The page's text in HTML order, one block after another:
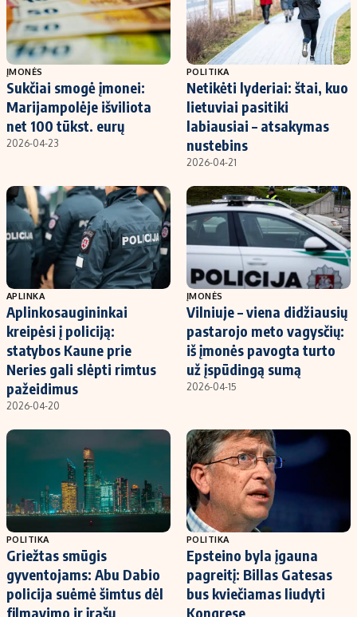
ĮMONĖS
Sukčiai smogė įmonei:
Marijampolėje išviliota
net 100 tūkst. eurų
2026-04-23
POLITIKA
Netikėti lyderiai: štai, kuo
lietuviai pasitiki
labiausiai – atsakymas
nustebins
2026-04-21
APLINKA
Aplinkosaugininkai
kreipėsi į policiją:
statybos Kaune prie
Neries gali slėpti rimtus
pažeidimus
2026-04-20
ĮMONĖS
Vilniuje – viena didžiausių
pastarojo meto vagysčių:
iš įmonės pavogta turto
už įspūdingą sumą
2026-04-15
POLITIKA
Griežtas smūgis
gyventojams: Abu Dabio
policija suėmė šimtus dėl
filmavimo ir įrašų
POLITIKA
Epsteino byla įgauna
pagreitį: Billas Gatesas
bus kviečiamas liudyti
Kongrese